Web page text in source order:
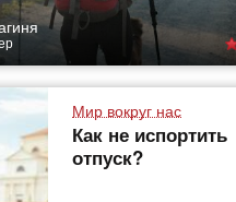
Мир вокруг нас
Как не испортить
отпуск?